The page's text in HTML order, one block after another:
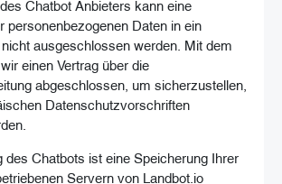
Chatbot Anbieters kann eine
personenbezogenen Daten in ein
nicht ausgeschlossen werden. Mit dem
einen Vertrag über die
abgeschlossen, um sicherzustellen,
Datenschutzvorschriften
des Chatbots ist eine Speicherung Ihrer
Servern von Landbot.io